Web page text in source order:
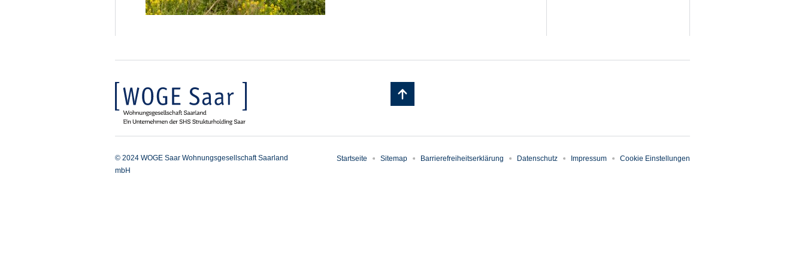
© 2024 WOGE Saar Wohnungsgesellschaft Saarland
mbH
Startseite Sitemap Barrierefreiheitserklärung Datenschutz Impressum Cookie Einstellungen